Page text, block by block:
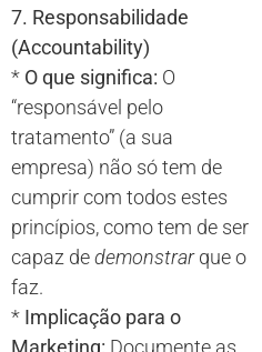
7. Responsabilidade
(Accountability)
* O que significa: O
“responsável pelo
tratamento” (a sua
empresa) não só tem de
cumprir com todos estes
princípios, como tem de ser
capaz dedemonstrarque o
faz.
* Implicação para o
Marketing: Documente as